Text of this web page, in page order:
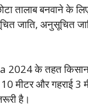
बनवाने के लिए
जाति, अनुसूचित
2024 के तहत
मीटर और गहराई 3
है।